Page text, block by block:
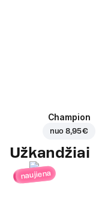
Champion
nuo8,95 €
Užkandžiai
naujiena